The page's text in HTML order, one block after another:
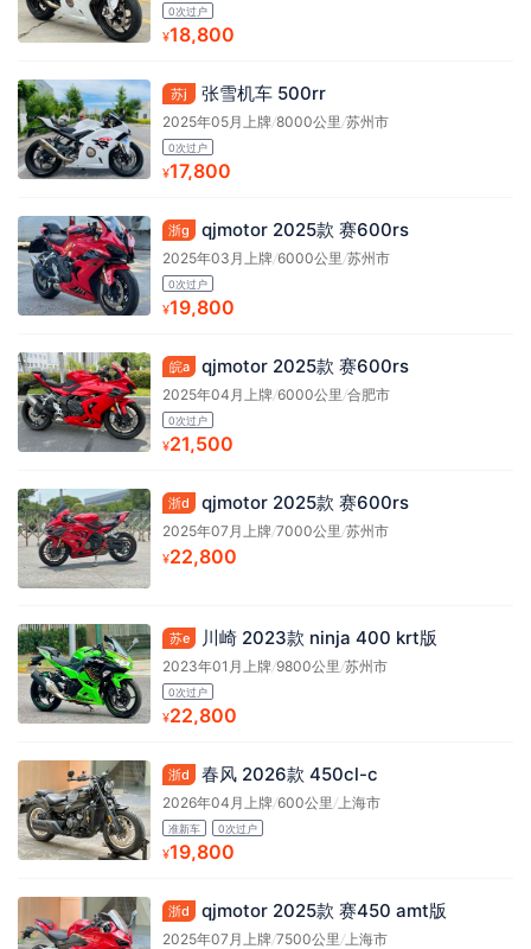
0次过户
¥18,800
苏j 张雪机车 500rr
2025年05月上牌/8000公里/苏州市
0次过户
¥17,800
浙g qjmotor 2025款 赛600rs
2025年03月上牌/6000公里/苏州市
0次过户
¥19,800
皖a qjmotor 2025款 赛600rs
2025年04月上牌/6000公里 /合肥市
0次过户
¥21,500
浙d qjmotor 2025款 赛600rs
2025年07月上牌/7000公里 /苏州市
¥22,800
苏e 川崎 2023款 ninja 400 krt版
2023年01月上牌/9800公里 /苏州市
0次过户
¥22,800
浙d 春风 2026款 450cl-c
2026年04月上牌/600公里 /上海市
准新车 0次过户
¥19,800
浙d qjmotor 2025款 赛450 amt版
2025年07月上牌/7500公里 /上海市